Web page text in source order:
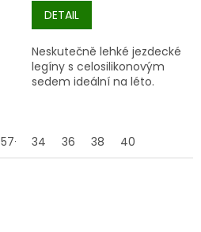
57-59 cm 58-60 cm
DETAIL
Neskutečně lehké jezdecké
legíny s celosilikonovým
sedem ideální na léto.
34 36 38 40